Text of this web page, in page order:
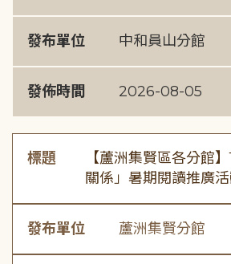
發布單位 中和員山分館
發佈時間 2026-08-05
標題
【蘆洲集賢區各分館
關係」暑期閱讀推廣
發布單位 蘆洲集賢分館